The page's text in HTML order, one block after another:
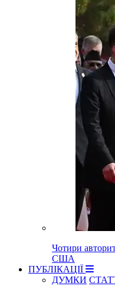
Чотири
США
ПУБЛІКАЦІЇ
ДУМКИ